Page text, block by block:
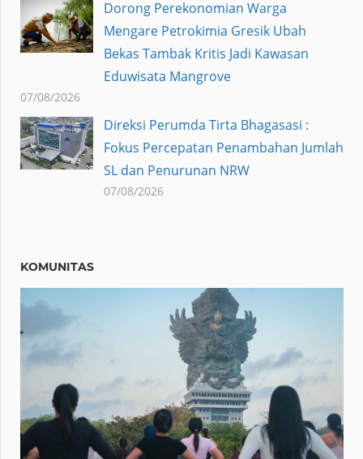
Dorong Perekonomian Warga
Mengare Petrokimia Gresik Ubah
Bekas Tambak Kritis Jadi Kawasan
Eduwisata Mangrove
07/08/2026
Direksi Perumda Tirta Bhagasasi :
Fokus Percepatan Penambahan Jumlah
SL dan Penurunan NRW
07/08/2026
KOMUNITAS